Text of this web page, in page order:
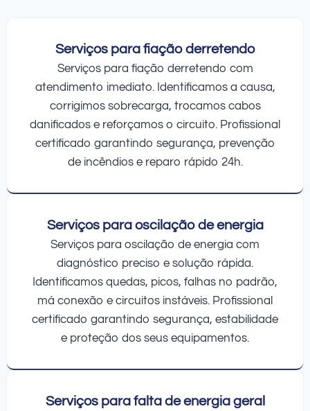
Serviços para fiação derretendo
Serviços para fiação derretendo com
atendimento imediato. Identificamos a causa,
corrigimos sobrecarga, trocamos cabos
danificados e reforçamos o circuito. Profissional
certificado garantindo segurança, prevenção
de incêndios e reparo rápido 24h.
Serviços para oscilação de energia
Serviços para oscilação de energia com
diagnóstico preciso e solução rápida.
Identificamos quedas, picos, falhas no padrão,
má conexão e circuitos instáveis. Profissional
certificado garantindo segurança, estabilidade
e proteção dos seus equipamentos.
Serviços para falta de energia geral